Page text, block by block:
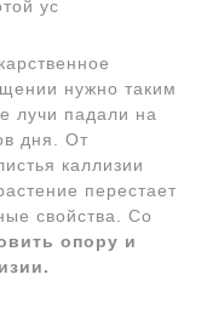
ус
нужно таким
лучи падали на
дня. От
каллизии
перестает
свойства. Со
опору и